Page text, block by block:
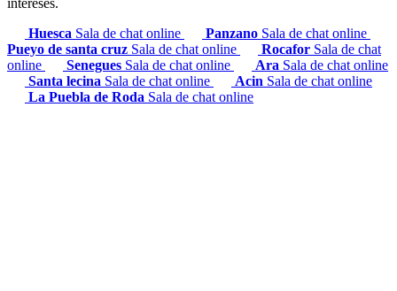
intereses.
Huesca Sala de chat online Panzano Sala de chat online
Pueyo de santa cruz Sala de chat online Rocafor Sala de chat
online
Senegues Sala de chat online Ara Sala de chat online
Santa lecina Sala de chat online Acin Sala de chat online
La Puebla de Roda Sala de chat online